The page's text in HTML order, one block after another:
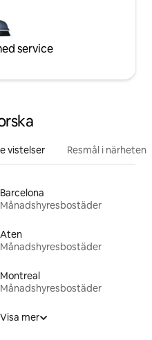
service
vistelser Resmål i närheten
Barcelona
Månadshyresbostäder
Aten
Månadshyresbostäder
Montreal
Månadshyresbostäder
Visa mer